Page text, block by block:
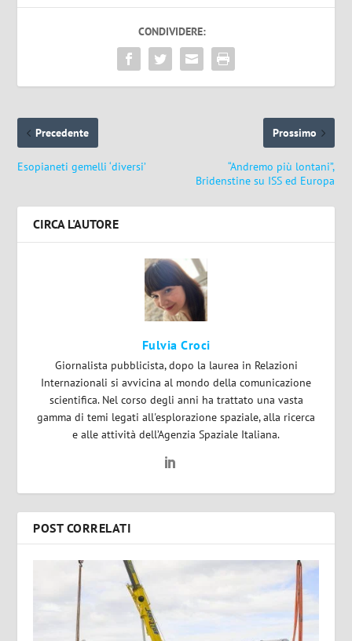
CONDIVIDERE:
Precedente
Esopianeti gemelli ‘diversi’
Prossimo
“Andremo più lontani”,
Bridenstine su ISS ed Europa
CIRCA L'AUTORE
Fulvia Croci
Giornalista pubblicista, dopo la laurea in Relazioni
Internazionali si avvicina al mondo della comunicazione
scientifica. Nel corso degli anni ha trattato una vasta
gamma di temi legati all'esplorazione spaziale, alla ricerca
e alle attività dell’Agenzia Spaziale Italiana.
POST CORRELATI